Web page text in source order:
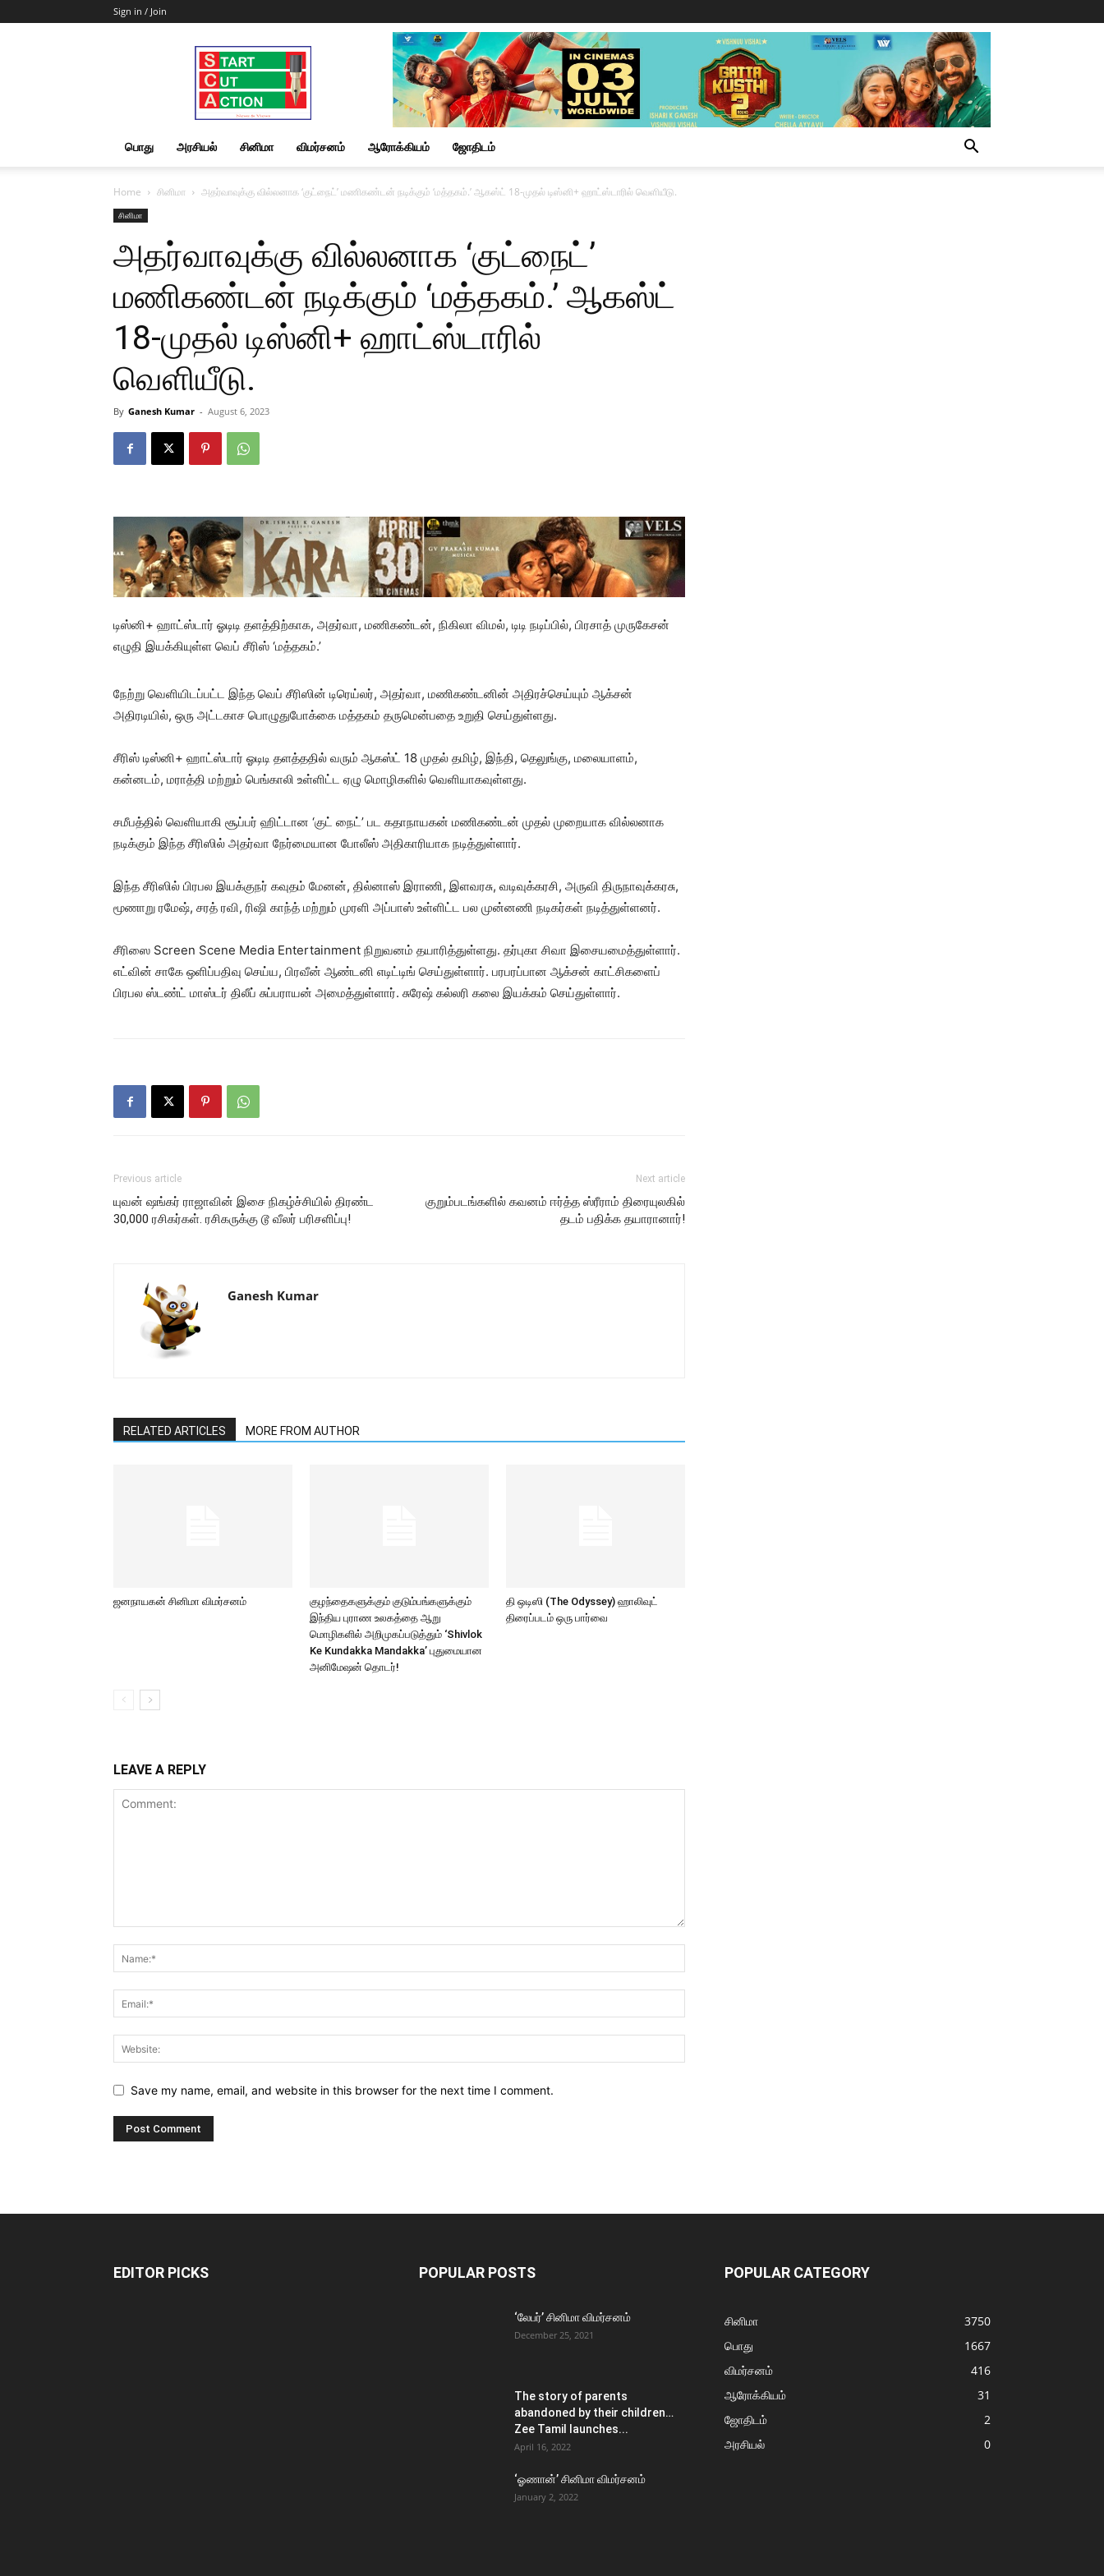
Sign in / Join
Start
Cut
Action
|
News
&
பொது அரசியல் சினிமா விமர்சனம் ஆரோக்கியம் ஜோதிடம்
Home சினிமா அதர்வாவுக்கு வில்லனாக ‘குட்நைட்’ மணிகண்டன் நடிக்கும் ‘மத்தகம்.’ ஆகஸ்ட் 18-முதல் டிஸ்னி+ ஹாட்ஸ்டாரில் வெளியீடு.
சினிமா
அதர்வாவுக்கு வில்லனாக ‘குட்நைட்’
மணிகண்டன் நடிக்கும் ‘மத்தகம்.’ ஆகஸ்ட்
18-முதல் டிஸ்னி+ ஹாட்ஸ்டாரில்
வெளியீடு.
By Ganesh Kumar - August 6, 2023
டிஸ்னி+ ஹாட்ஸ்டார் ஓடிடி தளத்திற்காக, அதர்வா, மணிகண்டன், நிகிலா விமல், டிடி நடிப்பில், பிரசாத் முருகேசன்
எழுதி இயக்கியுள்ள வெப் சீரிஸ் ‘மத்தகம்.’
நேற்று வெளியிடப்பட்ட இந்த வெப் சீரிஸின் டிரெய்லர், அதர்வா, மணிகண்டனின் அதிரச்செய்யும் ஆக்சன்
அதிரடியில், ஒரு அட்டகாச பொழுதுபோக்கை மத்தகம் தருமென்பதை உறுதி செய்துள்ளது.
சீரிஸ் டிஸ்னி+ ஹாட்ஸ்டார் ஓடிடி தளத்ததில் வரும் ஆகஸ்ட் 18 முதல் தமிழ், இந்தி, தெலுங்கு, மலையாளம்,
கன்னடம், மராத்தி மற்றும் பெங்காலி உள்ளிட்ட ஏழு மொழிகளில் வெளியாகவுள்ளது.
சமீபத்தில் வெளியாகி சூப்பர் ஹிட்டான ‘குட் நைட்’ பட கதாநாயகன் மணிகண்டன் முதல் முறையாக வில்லனாக
நடிக்கும் இந்த சீரிஸில் அதர்வா நேர்மையான போலீஸ் அதிகாரியாக நடித்துள்ளார்.
இந்த சீரிஸில் பிரபல இயக்குநர் கவுதம் மேனன், தில்னாஸ் இராணி, இளவரசு, வடிவுக்கரசி, அருவி திருநாவுக்கரசு,
மூணாறு ரமேஷ், சரத் ரவி, ரிஷி காந்த் மற்றும் முரளி அப்பாஸ் உள்ளிட்ட பல முன்னணி நடிகர்கள் நடித்துள்ளனர்.
சீரிஸை Screen Scene Media Entertainment நிறுவனம் தயாரித்துள்ளது. தர்புகா சிவா இசையமைத்துள்ளார்.
எட்வின் சாகே ஒளிப்பதிவு செய்ய, பிரவீன் ஆண்டனி எடிட்டிங் செய்துள்ளார். பரபரப்பான ஆக்சன் காட்சிகளைப்
பிரபல ஸ்டண்ட் மாஸ்டர் திலீப் சுப்பராயன் அமைத்துள்ளார். சுரேஷ் கல்லரி கலை இயக்கம் செய்துள்ளார்.
Previous article
யுவன் ஷங்கர் ராஜாவின் இசை நிகழ்ச்சியில் திரண்ட
30,000 ரசிகர்கள். ரசிகருக்கு டூ வீலர் பரிசளிப்பு!
Next article
குறும்படங்களில் கவனம் ஈர்த்த ஸ்ரீராம் திரையுலகில்
தடம் பதிக்க தயாரானார்!
Ganesh Kumar
RELATED ARTICLES MORE FROM AUTHOR
ஜனநாயகன் சினிமா விமர்சனம்
குழந்தைகளுக்கும் குடும்பங்களுக்கும்
இந்திய புராண உலகத்தை ஆறு
மொழிகளில் அறிமுகப்படுத்தும் ‘Shivlok
Ke Kundakka Mandakka’ புதுமையான
அனிமேஷன் தொடர்!
தி ஒடிஸி (The Odyssey) ஹாலிவுட்
திரைப்படம் ஒரு பார்வை
LEAVE A REPLY
Save my name, email, and website in this browser for the next time I comment.
EDITOR PICKS POPULAR POSTS
‘லேபர்’ சினிமா விமர்சனம்
December 25, 2021
The story of parents
abandoned by their children…
Zee Tamil launches...
April 16, 2022
‘ஓணான்’ சினிமா விமர்சனம்
January 2, 2022
POPULAR CATEGORY
சினிமா
3750
பொது
1667
விமர்சனம்
416
ஆரோக்கியம்
31
ஜோதிடம்
2
அரசியல்
0